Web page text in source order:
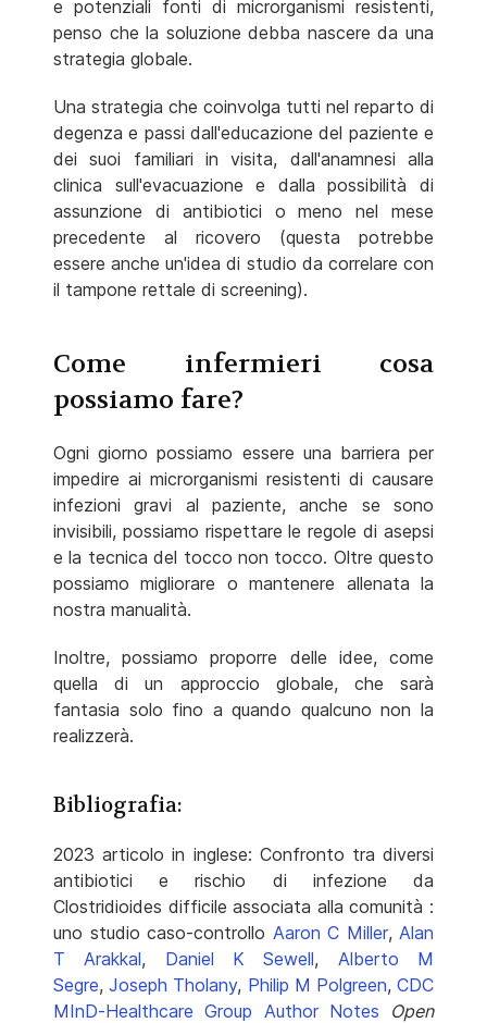
e potenziali fonti di microrganismi resistenti,
penso che la soluzione debba nascere da una
strategia globale.
Una strategia che coinvolga tutti nel reparto di
degenza e passi dall'educazione del paziente e
dei suoi familiari in visita, dall'anamnesi alla
clinica sull'evacuazione e dalla possibilità di
assunzione di antibiotici o meno nel mese
precedente al ricovero (questa potrebbe
essere anche un'idea di studio da correlare con
il tampone rettale di screening).
Come infermieri cosa
possiamo fare?
Ogni giorno possiamo essere una barriera per
impedire ai microrganismi resistenti di causare
infezioni gravi al paziente, anche se sono
invisibili, possiamo rispettare le regole di asepsi
e la tecnica del tocco non tocco. Oltre questo
possiamo migliorare o mantenere allenata la
nostra manualità.
Inoltre, possiamo proporre delle idee, come
quella di un approccio globale, che sarà
fantasia solo fino a quando qualcuno non la
realizzerà.
Bibliografia:
2023 articolo in inglese: Confronto tra diversi
antibiotici e rischio di infezione da
Clostridioides difficile associata alla comunità :
uno studio caso-controllo Aaron C Miller, Alan
T Arakkal, Daniel K Sewell,
Alberto M
Segre, Joseph Tholany, Philip M Polgreen, CDC
MInD-Healthcare Group Author Notes Open